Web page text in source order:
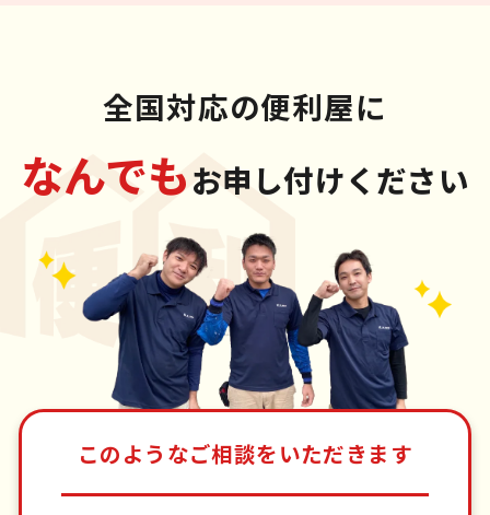
全国対応の便利屋に
なんでもお申し付けください
このようなご相談をいただきます